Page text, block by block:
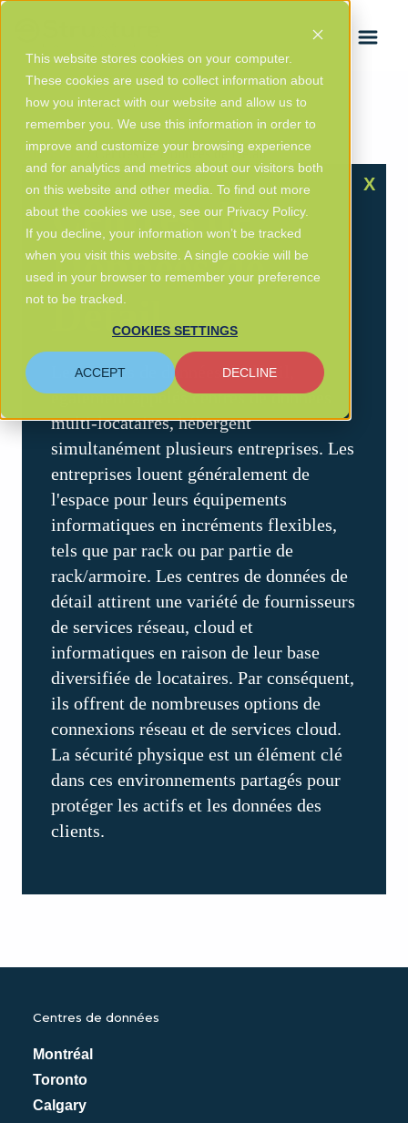
This website stores cookies on your computer.
These cookies are used to collect information about
how you interact with our website and allow us to
remember you. We use this information in order to
improve and customize your browsing experience
and for analytics and metrics about our visitors both
on this website and other media. To find out more
about the cookies we use, see our Privacy Policy.
If you decline, your information won’t be tracked
when you visit this website. A single cookie will be
used in your browser to remember your preference
not to be tracked.
COOKIES SETTINGS
ACCEPT DECLINE
ENGLISH
Glossary/ Centres de Données de Détail
X
Centres de
Données de
Détail
Les centres de données de détail,
également appelés centres de données
multi-locataires, hébergent
simultanément plusieurs entreprises. Les
entreprises louent généralement de
l'espace pour leurs équipements
informatiques en incréments flexibles,
tels que par rack ou par partie de
rack/armoire. Les centres de données de
détail attirent une variété de fournisseurs
de services réseau, cloud et
informatiques en raison de leur base
diversifiée de locataires. Par conséquent,
ils offrent de nombreuses options de
connexions réseau et de services cloud.
La sécurité physique est un élément clé
dans ces environnements partagés pour
protéger les actifs et les données des
clients.
Centres de données
Montréal
Toronto
Calgary